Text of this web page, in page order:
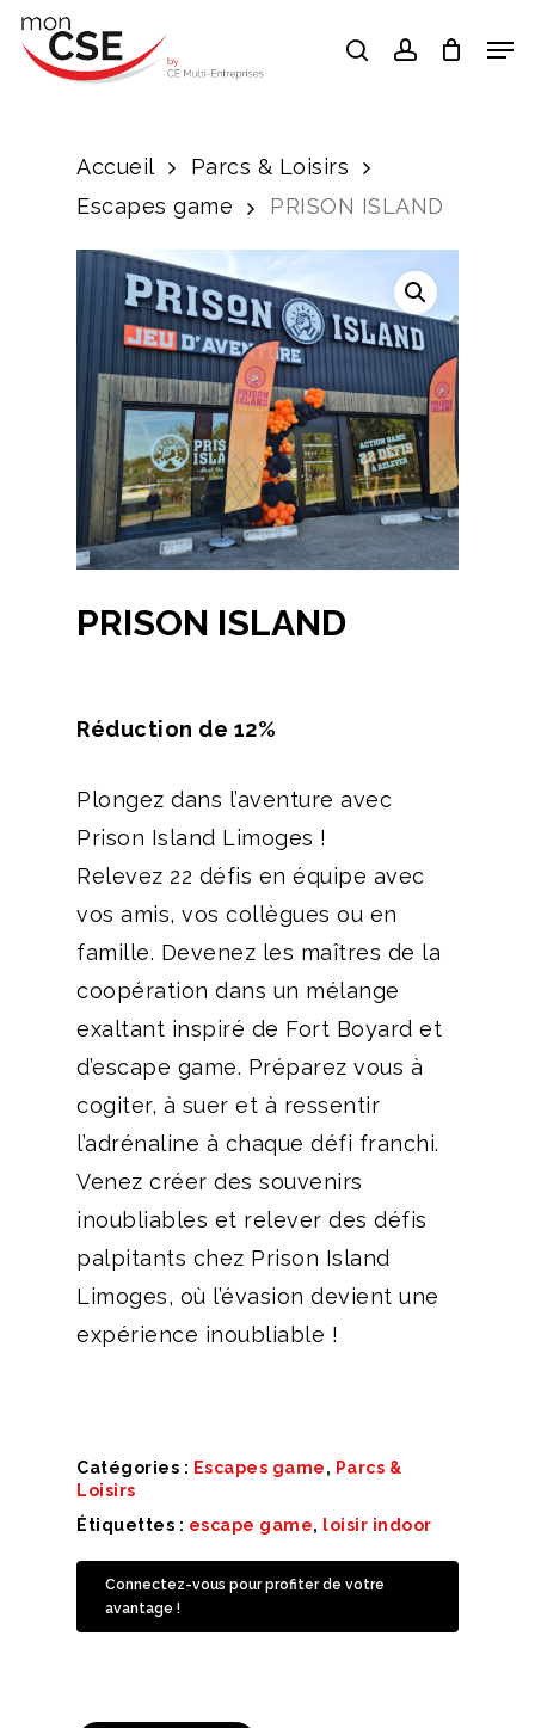
Skip
searchaccount
Accueil
Parcs & Loisirs
Escapes game
PRISON ISLAND
PRISON ISLAND
Réduction de 12%
Plongez dans l’aventure avec
Prison Island Limoges !
Relevez 22 défis en équipe avec
vos amis, vos collègues ou en
famille. Devenez les maîtres de la
coopération dans un mélange
exaltant inspiré de Fort Boyard et
d’escape game. Préparez vous à
cogiter, à suer et à ressentir
l’adrénaline à chaque défi franchi.
Venez créer des souvenirs
inoubliables et relever des défis
palpitants chez Prison Island
Limoges, où l’évasion devient une
expérience inoubliable !
Catégories : Escapes game, Parcs &
Loisirs
Étiquettes : escape game, loisir indoor
Connectez-vous pour profiter de votre
avantage !